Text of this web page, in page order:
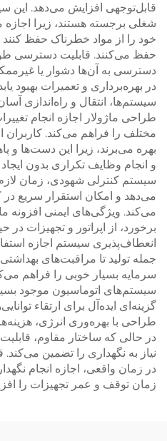
قابل‌توجهی افزایش می‌دهد. این
شغلی برجسته هستند، زیرا اجازه
خود را از مواد خطرناک حفظ کنند
حفظ می‌کنند. قابلیت دسترسی
دسترسی به آن‌ها دشوار یا
در بهره‌برداری و تعمیرات بهبود
سیستم‌ها، انتقال و راه‌اندازی
طراحی ماژولار اجازه انجام
مختلف را فراهم می‌کند.
بهره می‌برند، زیرا این دست‌ها و
و انجام وظایف تکراری بدون
سیستم کنترلی شهودی، زمان
می‌دهد و امکان استقرار سریع در
می‌کند. ویژگی‌های ایمنی افزونه
برخورد، از اپراتور و تجهیزات
انعطاف‌پذیری سیستم اجازه
جمله تولید تا مراقبت‌های
سرمایه بسیار خوبی را فراهم
سیستم‌های اتوماسیون موجود
گزینه‌ای ایده‌آل برای ارتقاء
طراحی با بهره‌وری انرژی،
در حالی که ساختار مقاوم،
نیاز به نگهداری را تضمین
در زمان واقعی، اجازه انجام
زمان توقف و عمر تجهیزات را